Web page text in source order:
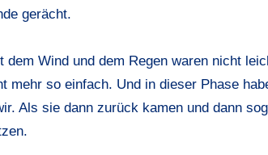
gerächt.
dem Wind und dem Regen waren nicht
mehr so einfach. Und in dieser Phase
Als sie dann zurück kamen und dann